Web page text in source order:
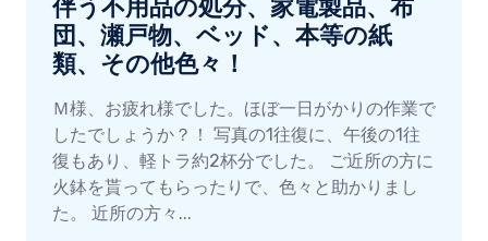
伴う不用品の処分、家電製品、布
団、瀬戸物、ベッド、本等の紙
類、その他色々！
Ｍ様、お疲れ様でした。ほぼ一日がかりの作業で
したでしょうか？！ 写真の1往復に、午後の1往
復もあり、軽トラ約2杯分でした。 ご近所の方に
火鉢を貰ってもらったりで、色々と助かりまし
た。 近所の方々...